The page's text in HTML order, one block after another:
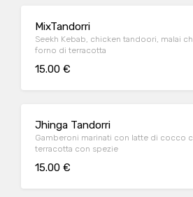
MixTandorri
Seekh Kebab, chicken tandoori, malai
forno di terracotta
15.00 €
Jhinga Tandorri
Gamberoni marinati con latte di cocco
terracotta con spezie
15.00 €